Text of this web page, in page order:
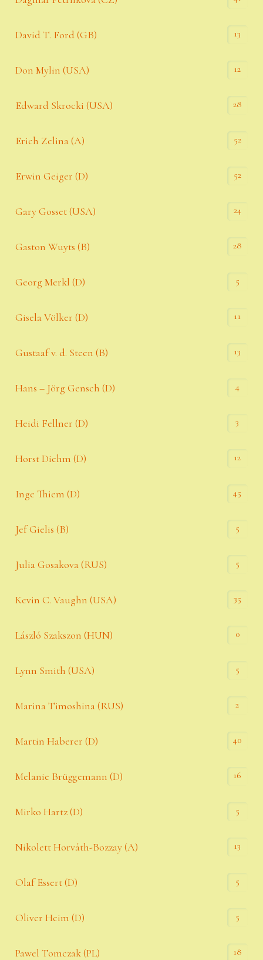
David T. Ford (GB) 13
Don Mylin (USA) 12
Edward Skrocki (USA) 28
Erich Zelina (A) 52
Erwin Geiger (D) 52
Gary Gosset (USA) 24
Gaston Wuyts (B) 28
Georg Merkl (D) 5
Gisela Völker (D) 11
Gustaaf v. d. Steen (B) 13
Hans – Jörg Gensch (D) 4
Heidi Fellner (D) 3
Horst Diehm (D) 12
Inge Thiem (D) 45
Jef Gielis (B) 5
Julia Gosakova (RUS) 5
Kevin C. Vaughn (USA) 35
László Szakszon (HUN) 0
Lynn Smith (USA) 5
Marina Timoshina (RUS) 2
Martin Haberer (D) 40
Melanie Brüggemann (D) 16
Mirko Hartz (D) 5
Nikolett Horváth-Bozzay (A) 13
Olaf Essert (D) 5
Oliver Heim (D) 5
Pawel Tomczak (PL) 18